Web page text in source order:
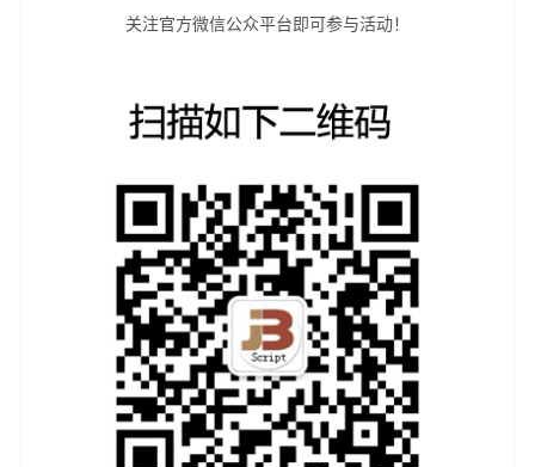
关注官方微信公众平台即可参与活动！